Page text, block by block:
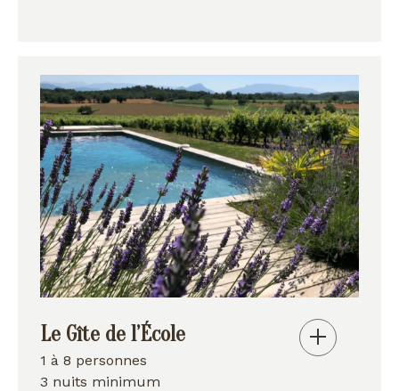
Le Gîte de l’École
1 à 8 personnes
3 nuits minimum